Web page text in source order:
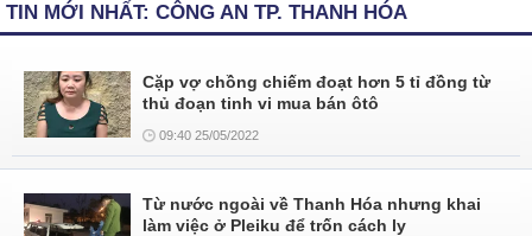
TIN MỚI NHẤT: CÔNG AN TP. THANH HÓA
Cặp vợ chồng chiếm đoạt hơn 5 tỉ đồng từ
thủ đoạn tinh vi mua bán ôtô
09:40 25/05/2022
Từ nước ngoài về Thanh Hóa nhưng khai
làm việc ở Pleiku để trốn cách ly